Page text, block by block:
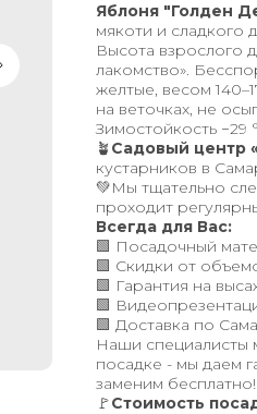
Яблоня "Голден
мякоти и сладкого
Высота взрослого
лакомство».
желтые, весом
на веточках, не
Зимостойкость −29
🪴 Садовый центр
кустарников в
💚Мы тщательно
проходит
Всегда для Вас:
🟩 Посадочный
🟩 Скидки от
🟩 Гарантия на
🟩
🟩 Доставка по
Наши специалисты
посадке - мы даем
заменим бесплатно!
🚩Стоимость